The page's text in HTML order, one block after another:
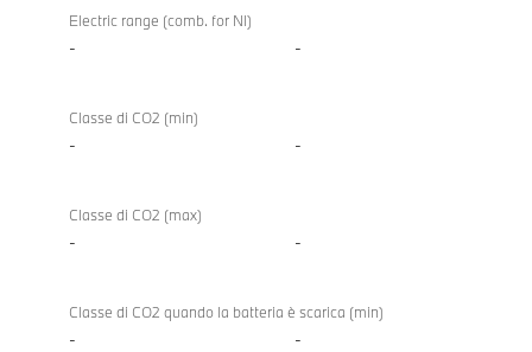
Electric range (comb. for NI)
- -
Classe di CO2 (min)
- -
Classe di CO2 (max)
- -
Classe di CO2 quando la batteria è scarica (min)
- -